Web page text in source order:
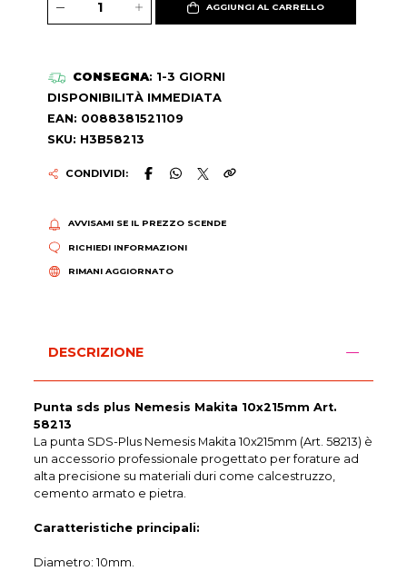
AGGIUNGI AL CARRELLO
CONSEGNA: 1-3 GIORNI
DISPONIBILITÀ IMMEDIATA
EAN: 0088381521109
SKU: H3B58213
CONDIVIDI:
AVVISAMI SE IL PREZZO SCENDE
RICHIEDI INFORMAZIONI
RIMANI AGGIORNATO
DESCRIZIONE
Punta sds plus Nemesis Makita 10x215mm Art.
58213
La punta SDS-Plus Nemesis Makita 10x215mm (Art. 58213) è
un accessorio professionale progettato per forature ad
alta precisione su materiali duri come calcestruzzo,
cemento armato e pietra.
Caratteristiche principali:
Diametro: 10mm.